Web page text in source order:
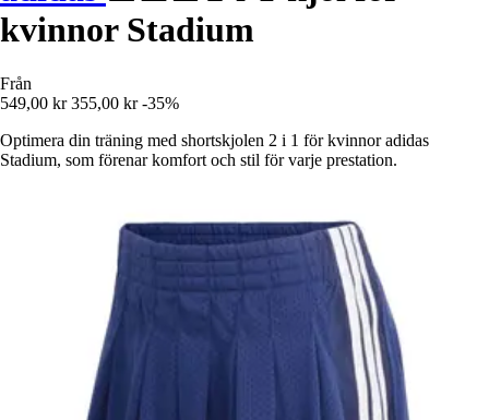
kvinnor Stadium
Från
549,00 kr 355,00 kr -35%
Optimera din träning med shortskjolen 2 i 1 för kvinnor adidas
Stadium, som förenar komfort och stil för varje prestation.